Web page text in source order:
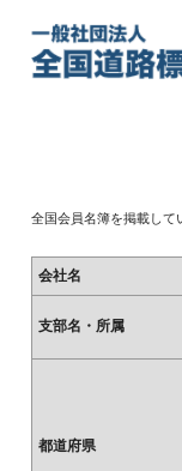
全国会員名簿を掲載して
会社名
支部名・所属
都道府県